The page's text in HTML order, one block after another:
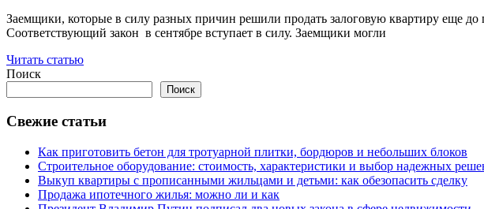
Заемщики, которые в силу разных причин решили продать залоговую квартиру еще до
Соответствующий закон в сентябре вступает в силу. Заемщики могли
Читать статью
Поиск
Поиск
Свежие статьи
Как приготовить бетон для тротуарной плитки, бордюров и небольших блоков
Строительное оборудование: стоимость, характеристики и выбор надежных
Выкуп квартиры с прописанными жильцами и детьми: как обезопасить сделку
Продажа ипотечного жилья: можно ли и как